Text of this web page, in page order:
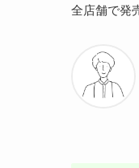
全店舗で発